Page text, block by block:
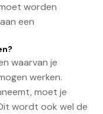
worden
een
waarvan je
werken.
moet je
wordt ook wel de